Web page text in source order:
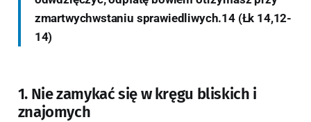
zmartwychwstaniu sprawiedliwych.14 (Łk 14,12-
14)
1. Nie zamykać się w kręgu bliskich i
znajomych